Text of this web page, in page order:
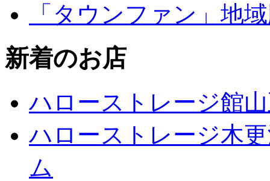
「タウンファン」地
新着のお店
ハローストレージ館
ハローストレージ木
ム